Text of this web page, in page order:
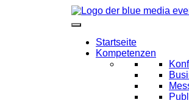
Startseite
Kompetenzen